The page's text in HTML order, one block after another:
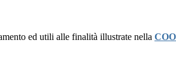
ed utili alle finalità illustrate nella